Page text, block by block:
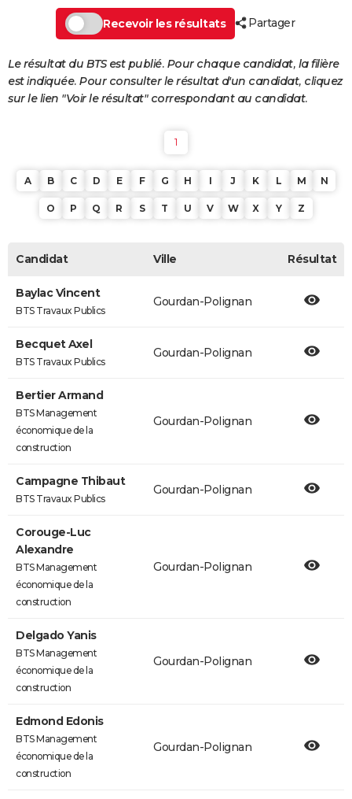
Recevoir les résultats Partager
Le résultat du BTS est publié. Pour chaque candidat, la filière
est indiquée. Pour consulter le résultat d'un candidat, cliquez
sur le lien "Voir le résultat" correspondant au candidat.
1
A B C D E F G H I J K L M N
O P Q R S T U V W X Y Z
Candidat Ville Résultat
Baylac Vincent
BTS Travaux Publics
Gourdan-Polignan
Becquet Axel
BTS Travaux Publics
Gourdan-Polignan
Bertier Armand
BTS Management
économique de la
construction
Gourdan-Polignan
Campagne Thibaut
BTS Travaux Publics
Gourdan-Polignan
Corouge-Luc
Alexandre
BTS Management
économique de la
construction
Gourdan-Polignan
Delgado Yanis
BTS Management
économique de la
construction
Gourdan-Polignan
Edmond Edonis
BTS Management
économique de la
construction
Gourdan-Polignan